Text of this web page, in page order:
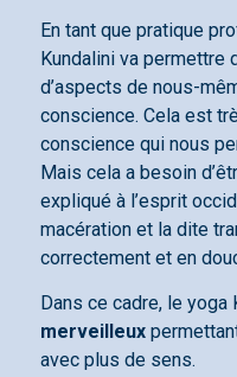
En tant que pratique
Kundalini va permettre
d’aspects de nous-
conscience. Cela est
conscience qui nous
Mais cela a besoin
expliqué à l’esprit
macération et la dite
correctement et en
Dans ce cadre, le yoga
merveilleux
avec plus de sens.